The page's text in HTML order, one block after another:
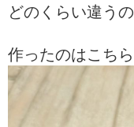
どのくらい違う
作ったのはこちら